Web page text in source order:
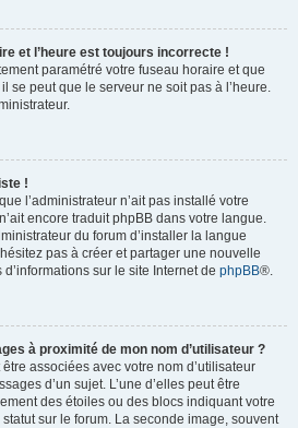
et l’heure est toujours incorrecte !
paramétré votre fuseau horaire et que
se peut que le serveur ne soit pas à l’heure.
!
l’administrateur n’ait pas installé votre
encore traduit phpBB dans votre langue.
du forum d’installer la langue
pas à créer et partager une nouvelle
sur le site Internet de phpBB®.
à proximité de mon nom d’utilisateur ?
associées avec votre nom d’utilisateur
d’un sujet. L’une d’elles peut être
des étoiles ou des blocs indiquant votre
sur le forum. La seconde image, souvent